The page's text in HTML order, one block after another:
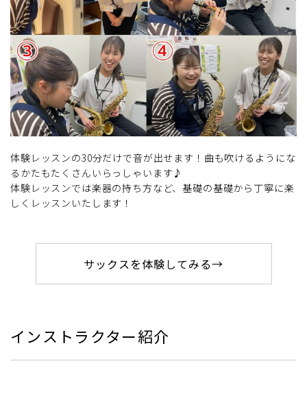
体験レッスンの30分だけで音が出せます！曲も吹けるようにな
るかたもたくさんいらっしゃいます♪
体験レッスンでは楽器の持ち方など、基礎の基礎から丁寧に楽
しくレッスンいたします！
サックスを体験してみる→
インストラクター紹介